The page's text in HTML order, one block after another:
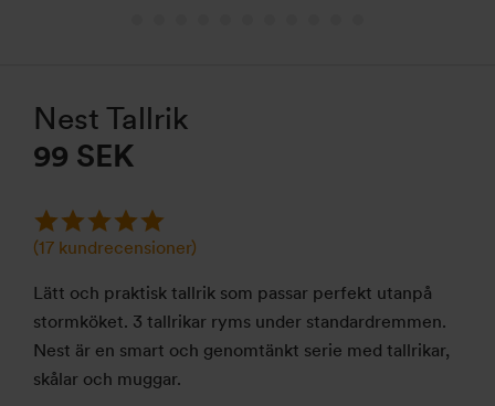
Nest Tallrik
99 SEK
(17 kundrecensioner)
Lätt och praktisk tallrik som passar perfekt utanpå
stormköket. 3 tallrikar ryms under standardremmen.
Nest är en smart och genomtänkt serie med tallrikar,
skålar och muggar.